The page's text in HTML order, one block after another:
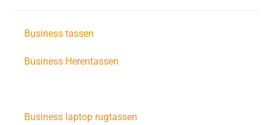
Business tassen
Business Herentassen
Business laptop rugtassen